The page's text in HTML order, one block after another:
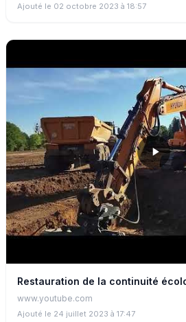
Ajouté le 02 octobre 2023 à 18:57
Restauration de la continuité
www.youtube.com
Ajouté le 24 juillet 2023 à 17:47